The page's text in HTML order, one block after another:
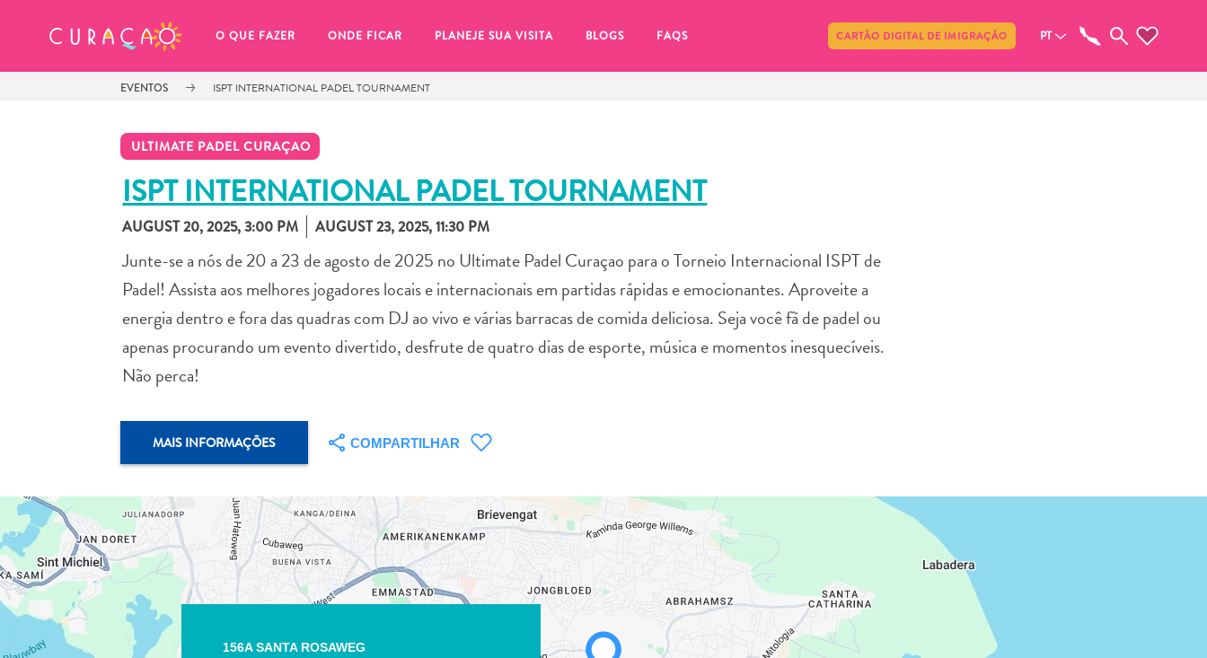
O QUE FAZER ONDE FICAR PLANEJE SUA VISITA BLOGS FAQS CARTÃO DIGITAL DE IMIGRAÇÃO PT
EVENTOS ISPT INTERNATIONAL PADEL TOURNAMENT
ULTIMATE PADEL CURAÇAO
ISPT INTERNATIONAL PADEL TOURNAMENT
AUGUST 20, 2025, 3:00 PM AUGUST 23, 2025, 11:30 PM
Junte-se a nós de 20 a 23 de agosto de 2025 no Ultimate Padel Curaçao para o Torneio Internacional ISPT de
Padel! Assista aos melhores jogadores locais e internacionais em partidas rápidas e emocionantes. Aproveite a
energia dentro e fora das quadras com DJ ao vivo e várias barracas de comida deliciosa. Seja você fã de padel ou
apenas procurando um evento divertido, desfrute de quatro dias de esporte, música e momentos inesquecíveis.
Não perca!
MAIS INFORMAÇÕES COMPARTILHAR
156A SANTA ROSAWEG
MEUS FAVORITOS Compartilhar
Você ainda não salvou nenhum
Sempre que você quiser salvar algo para mais tarde, certifique-se de clicar no